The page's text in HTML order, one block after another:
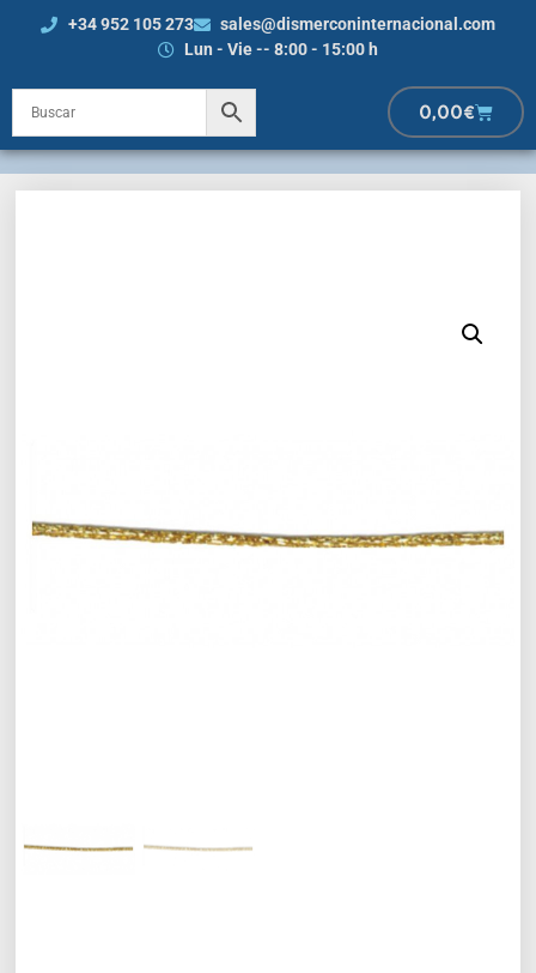
+34 952 105 273
sales@dismerconinternacional.com
Lun - Vie -- 8:00 - 15:00 h
0,00€